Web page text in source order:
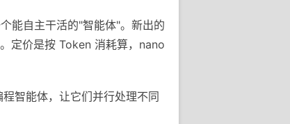
能自主干活的"智能体"。新出的
定价是按 Token 消耗算，nano
智能体，让它们并行处理不同